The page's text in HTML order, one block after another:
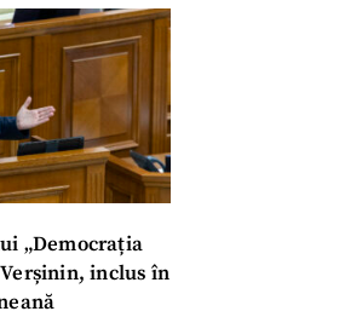
„Democrația
inclus în